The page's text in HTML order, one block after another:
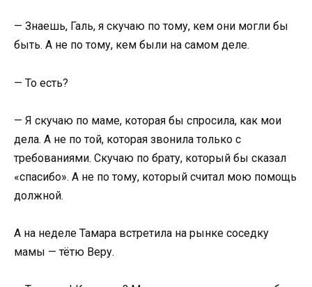
— Знаешь, Галь, я скучаю по тому, кем они могли бы
быть. А не по тому, кем были на самом деле.
— То есть?
— Я скучаю по маме, которая бы спросила, как мои
дела. А не по той, которая звонила только с
требованиями. Скучаю по брату, который бы сказал
«спасибо». А не по тому, который считал мою помощь
должной.
А на неделе Тамара встретила на рынке соседку
мамы — тётю Веру.